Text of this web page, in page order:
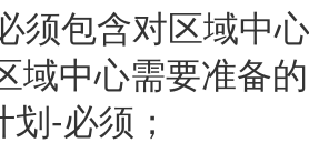
须包含对区域中
域中心需要准备
-必须；